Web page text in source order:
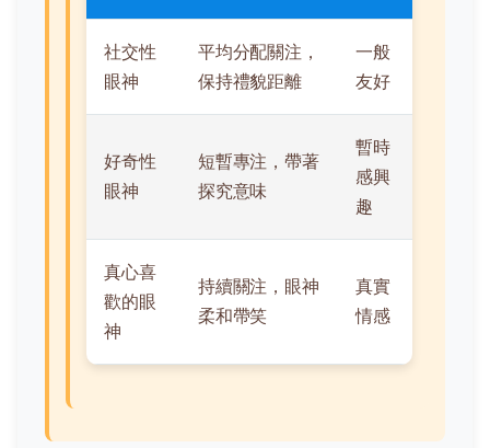
社交性
眼神
平均分配關注，
保持禮貌距離
一般
友好
好奇性
眼神
短暫專注，帶著
探究意味
暫時
感興
趣
真心喜
歡的眼
神
持續關注，眼神
柔和帶笑
真實
情感